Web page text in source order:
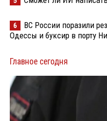
6
ВС России поразили
Одессы и буксир в порту
Главное сегодня